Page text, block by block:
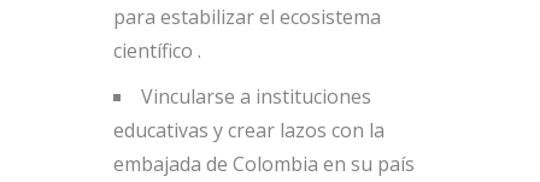
para estabilizar el ecosistema
científico .
Vincularse a instituciones
educativas y crear lazos con la
embajada de Colombia en su país